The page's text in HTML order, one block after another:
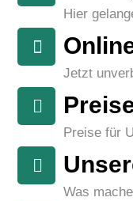
Hier
Jetzt
Preise für
Was